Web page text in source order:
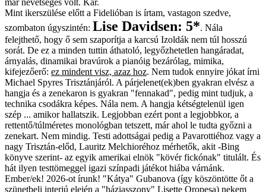
Mint ikerszülése előtt a Fidelióban is írtam, vastagon szedve,
szombaton úgyszintén: Lise Davidsen: 5*. Nála
felejthető, hogy ő sem szaporítja a karcsú Izoldák nem túl hosszú
sorát. De ez a minden tuttin áthatoló, legyőzhetetlen hangáradat,
árnyalás, dinamikai bravúrok a pianóig bezárólag, mimika,
kifejezőerő: ez mindent visz, azaz hoz. Nem tudok ennyire jókat írni
Michael Spyres Trisztánjáról. A párjelenet(ek)ben gyakran elvész a
hangja és a zenekaron is gyakran "fennakad", pedig mint tudjuk, a
technika csodákra képes. Nála nem. A hangja kétségtelenül igen
szép ... amikor hallatszik. Legjobban ezért pont a legjobbkor, a
rettentő/túlméretes monológban tetszett, már ahol le tudta győzni a
zenekart. Nem mindig. Testi adottságai pedig a Pavarottiéhoz vagy a
nagy Trisztán-előd, Lauritz Melchioréhoz mérhetők, akit -Bing
könyve szerint- az egyik amerikai elnök "kövér fickónak" titulált. És
hát ilyen testtömeggel igazi színpadi játékot hiába várnánk.
Ember/ek! 2026-ot írunk! "Kátya" Gubanova (így köszöntötte őt a
szünetbeli interjú elején a "háziasszony" Lisette Oropesa) nekem